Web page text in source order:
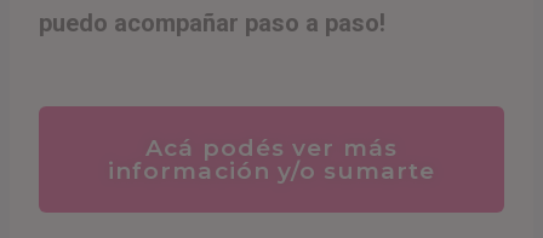
puedo acompañar paso a paso!
Acá podés ver más
información y/o sumarte